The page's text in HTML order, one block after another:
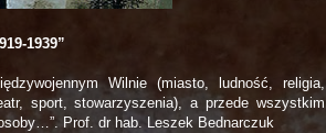
1939”
Wilnie (miasto, ludność, religia,
sport, stowarzyszenia), a przede wszystkim
Prof. dr hab. Leszek Bednarczuk